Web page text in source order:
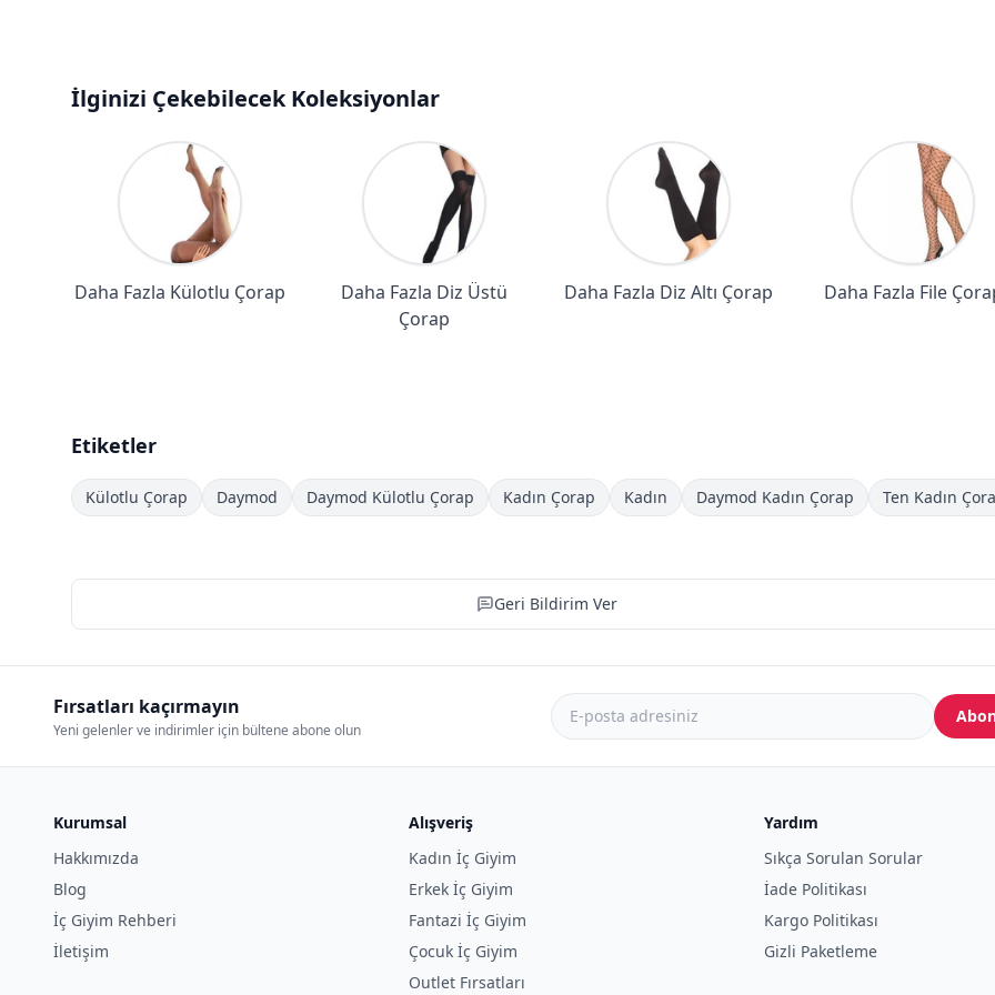
İlginizi Çekebilecek Koleksiyonlar
Daha Fazla Külotlu Çorap
Daha Fazla Diz Üstü
Çorap
Daha Fazla Diz Altı Çorap Daha Fazla File
Etiketler
Külotlu Çorap Daymod Daymod Külotlu Çorap Kadın Çorap Kadın Daymod Kadın Çorap Ten Kadın
Geri Bildirim Ver
Fırsatları kaçırmayın
Yeni gelenler ve indirimler için bültene abone olun
Kurumsal
Hakkımızda
Blog
İç Giyim Rehberi
İletişim
Alışveriş
Kadın İç Giyim
Erkek İç Giyim
Fantazi İç Giyim
Çocuk İç Giyim
Outlet Fırsatları
Yardım
Sıkça Sorulan Sorular
İade Politikası
Kargo Politikası
Gizli Paketleme